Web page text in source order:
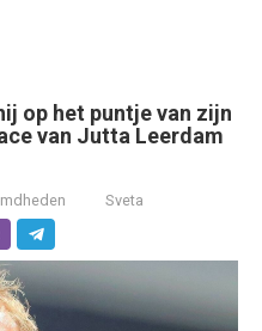
op het puntje van zijn
van Jutta Leerdam
Sveta